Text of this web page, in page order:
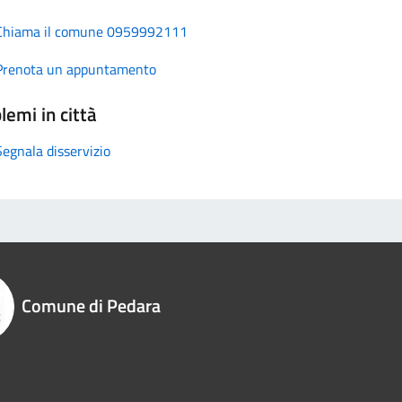
il comune 0959992111
un appuntamento
in città
disservizio
Comune di Pedara